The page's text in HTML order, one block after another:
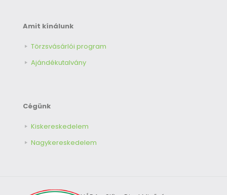
Amit kínálunk
Törzsvásárlói program
Ajándékutalvány
Cégünk
Kiskereskedelem
Nagykereskedelem